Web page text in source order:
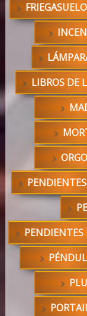
LIBROS DE
PENDIENTES